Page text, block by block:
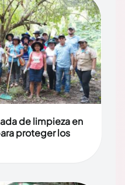
de limpieza en
proteger los